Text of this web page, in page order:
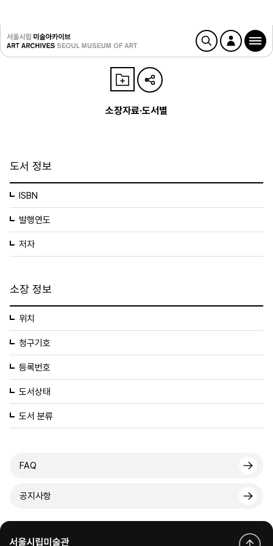
소장자료·도서별
도서 정보
ISBN
발행연도
저자
소장 정보
위치
청구기호
등록번호
도서상태
도서 분류
FAQ
공지사항